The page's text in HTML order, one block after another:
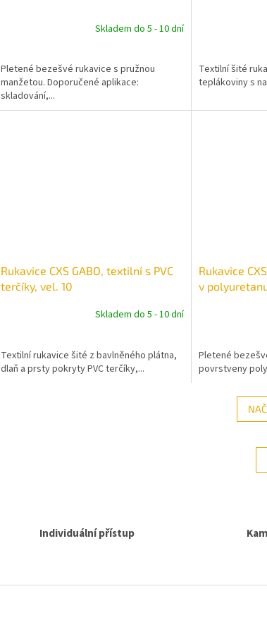
Skladem do 5 - 10 dní
Pletené bezešvé rukavice s pružnou
manžetou. Doporučené aplikace:
skladování,...
Textilní šité
teplákoviny s
Rukavice CXS GABO, textilní s PVC
terčíky, vel. 10
Skladem do 5 - 10 dní
Textilní rukavice šité z bavlněného plátna,
dlaň a prsty pokryty PVC terčíky,...
Rukavice
v
Pletené
povrstveny
Individuální přístup